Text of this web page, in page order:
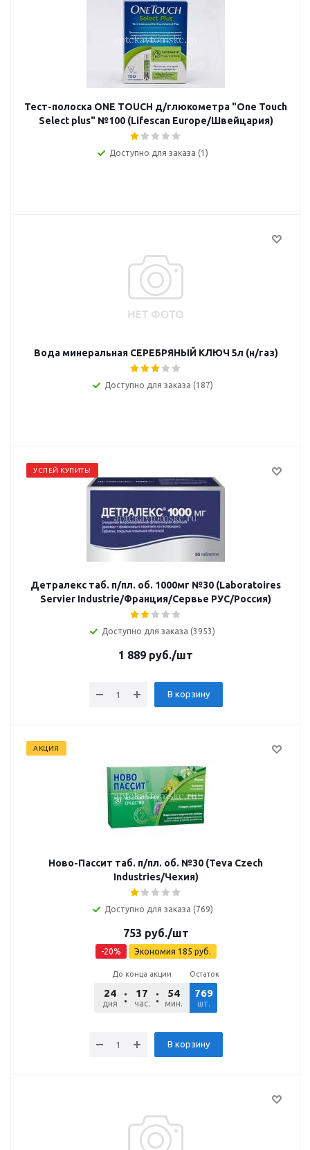
Тест-полоска ONE TOUCH д/глюкометра "Оne Touch
Select plus" №100 (Lifescan Europe/Швейцария)
Доступно для заказа (1)
Вода минеральная СЕРЕБРЯНЫЙ КЛЮЧ 5л (н/газ)
Доступно для заказа (187)
УСПЕЙ КУПИТЬ!
Детралекс таб. п/пл. об. 1000мг №30 (Laboratoires
Servier Industrie/Франция/Сервье РУС/Россия)
Доступно для заказа (3953)
1 889 руб./шт
В корзину
АКЦИЯ
Ново-Пассит таб. п/пл. об. №30 (Teva Czech
Industries/Чехия)
Доступно для заказа (769)
753 руб./шт
-20% Экономия 185 руб.
До конца акции
24
дня
17
час.
54
мин.
55
сек.
Остаток
769
шт.
В корзину